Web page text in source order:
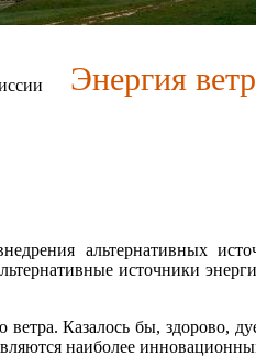
Энергия
альтернативных
источники
Казалось бы, здорово,
наиболее